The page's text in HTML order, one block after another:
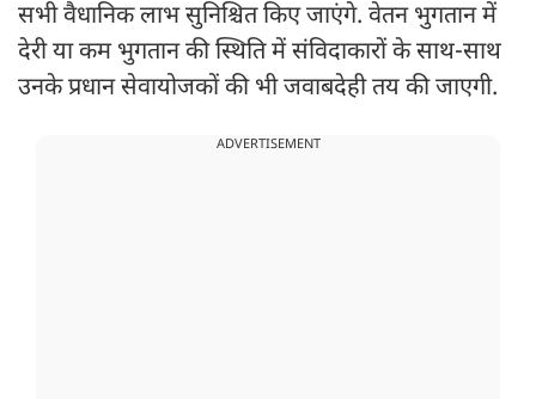
सभी वैधानिक लाभ सुनिश्चित किए जाएंगे. वेतन भुगतान में
देरी या कम भुगतान की स्थिति में संविदाकारों के साथ-साथ
उनके प्रधान सेवायोजकों की भी जवाबदेही तय की जाएगी.
ADVERTISEMENT